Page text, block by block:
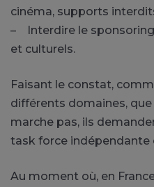
cinéma, supports
– Interdire le
et culturels.
Faisant le constat,
différents domaines,
marche pas, ils
task force indépendante
Au moment où, en